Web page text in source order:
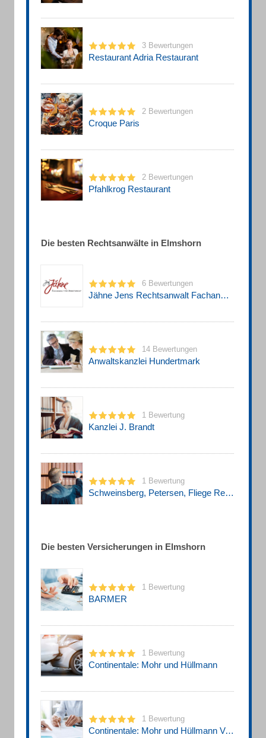
3 Bewertungen
Restaurant Adria Restaurant
2 Bewertungen
Croque Paris
2 Bewertungen
Pfahlkrog Restaurant
Die besten Rechtsanwälte in Elmshorn
6 Bewertungen
Jähne Jens Rechtsanwalt Fachanwalt für Arbeitsrecht Rechtsanwalt
14 Bewertungen
Anwaltskanzlei Hundertmark
1 Bewertung
Kanzlei J. Brandt
1 Bewertung
Schweinsberg, Petersen, Fliege Rechtsanwälte und Notare
Die besten Versicherungen in Elmshorn
1 Bewertung
BARMER
1 Bewertung
Continentale: Mohr und Hüllmann
1 Bewertung
Continentale: Mohr und Hüllmann Versicherungskontor